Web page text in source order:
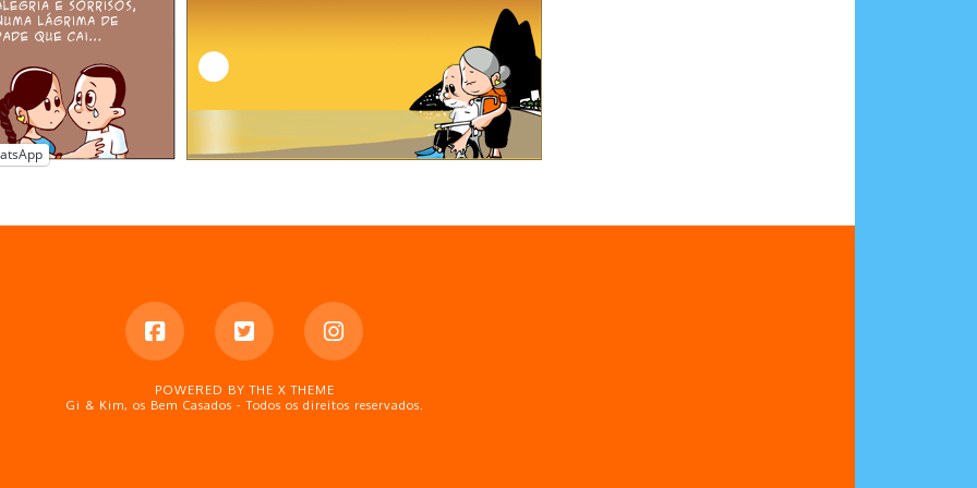
POWERED BY THE X THEME
Gi & Kim, os Bem Casados - Todos os direitos reservados.